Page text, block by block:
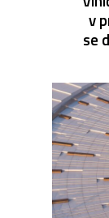
v
se